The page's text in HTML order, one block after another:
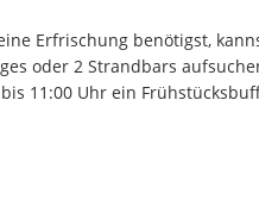
Erfrischung benötigst,
oder 2 Strandbars
bis 11:00 Uhr ein